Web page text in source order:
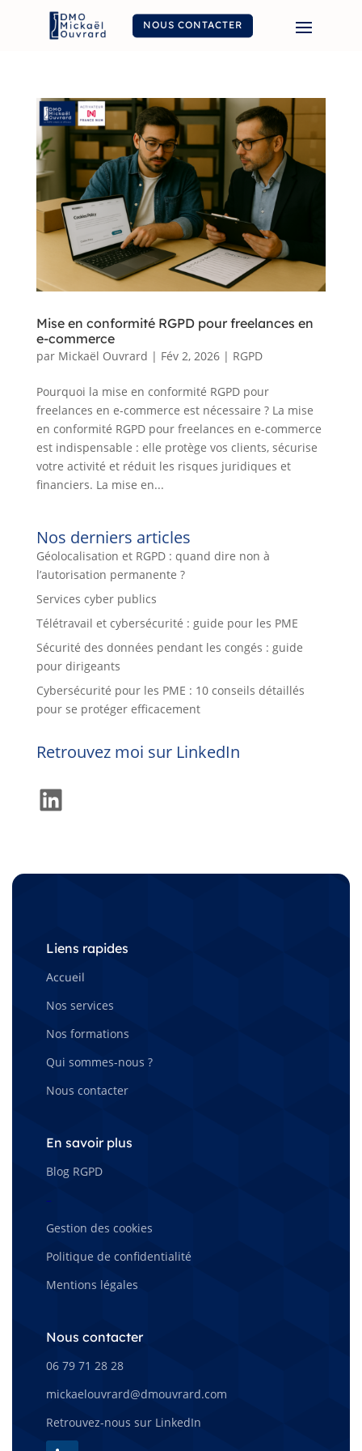
NOUS CONTACTER
Mise en conformité RGPD pour freelances en
e-commerce
par Mickaël Ouvrard | Fév 2, 2026| RGPD
Pourquoi la mise en conformité RGPD pour
freelances en e-commerce est nécessaire ? La mise
en conformité RGPD pour freelances en e-commerce
est indispensable : elle protège vos clients, sécurise
votre activité et réduit les risques juridiques et
financiers. La mise en...
Nos derniers articles
Géolocalisation et RGPD : quand dire non à
l’autorisation permanente ?
Services cyber publics
Télétravail et cybersécurité : guide pour les PME
Sécurité des données pendant les congés : guide
pour dirigeants
Cybersécurité pour les PME : 10 conseils détaillés
pour se protéger efficacement
Retrouvez moi sur LinkedIn
LinkedIn
Liens rapides
Accueil
Nos services
Nos formations
Qui sommes-nous ?
Nous contacter
En savoir plus
Blog RGPD
–
Gestion des cookies
Politique de confidentialité
Mentions légales
Nous contacter
06 79 71 28 28
mickaelouvrard@dmouvrard.com
Retrouvez-nous sur LinkedIn